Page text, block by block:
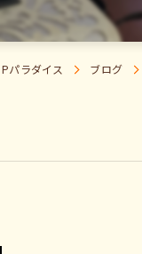
パラダイス ブログ